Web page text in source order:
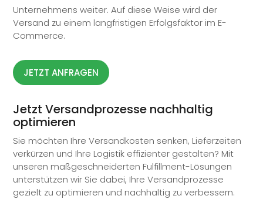
Unternehmens weiter. Auf diese Weise wird der
Versand zu einem langfristigen Erfolgsfaktor im E-
Commerce.
JETZT ANFRAGEN
Jetzt Versandprozesse nachhaltig
optimieren
Sie möchten Ihre Versandkosten senken, Lieferzeiten
verkürzen und Ihre Logistik effizienter gestalten? Mit
unseren maßgeschneiderten Fulfillment-Lösungen
unterstützen wir Sie dabei, Ihre Versandprozesse
gezielt zu optimieren und nachhaltig zu verbessern.